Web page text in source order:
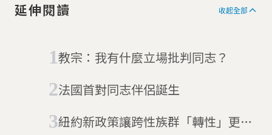
延伸閱讀 收起全部
教宗：我有什麼立場批判同志？
法國首對同志伴侶誕生
紐約新政策讓跨性族群「轉性」更容